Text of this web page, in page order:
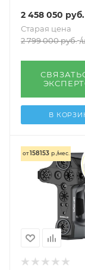
2 458 050 руб.
Старая цена
2 799 000руб. /
В
от158153 р./мес.